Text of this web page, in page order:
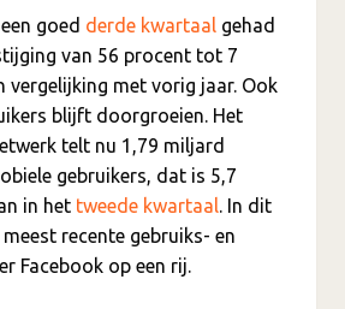
goed derde kwartaal gehad
van 56 procent tot 7
vergelijking met vorig jaar. Ook
blijft doorgroeien. Het
telt nu 1,79 miljard
gebruikers, dat is 5,7
in het tweede kwartaal. In dit
recente gebruiks- en
Facebook op een rij.